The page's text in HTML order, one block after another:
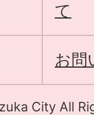
て
お問
City All